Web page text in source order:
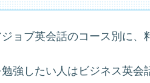
ョブ英会話のコース別に、
強したい人はビジネス英